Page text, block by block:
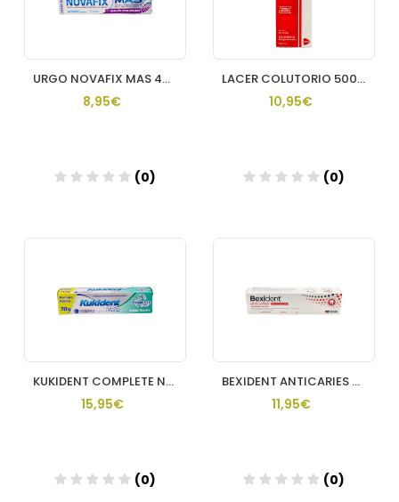
URGO NOVAFIX MAS 40 G
8,95€
(0)
LACER COLUTORIO 500 ML
10,95€
(0)
KUKIDENT COMPLETE NEUTRO 70 G
15,95€
(0)
BEXIDENT ANTICARIES PASTA DENTIFRICA 125 ML ISDIN
11,95€
(0)